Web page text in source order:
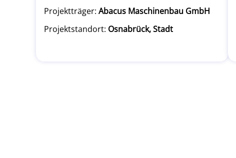
Projektträger: Abacus Maschinenbau GmbH
Projektstandort: Osnabrück, Stadt